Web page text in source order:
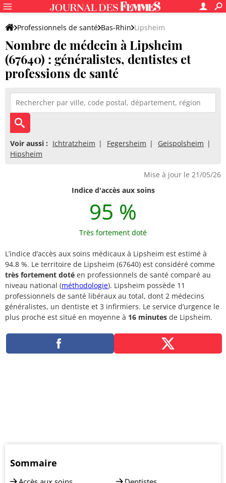
Professionnels de santé Bas-Rhin Lipsheim
Nombre de médecin à Lipsheim
(67640) : généralistes, dentistes et
professions de santé
Voir aussi : Ichtratzheim Fegersheim
Geispolsheim
Hipsheim
Mise à jour le 21/05/26
Indice d'accès aux soins
95 %
Très fortement doté
L’indice d’accès aux soins médicaux à Lipsheim est estimé à
94.8 %. Le territoire de Lipsheim (67640) est considéré comme
très fortement doté en professionnels de santé comparé au
niveau national (méthodologie). Lipsheim possède 11
professionnels de santé libéraux au total, dont 2 médecins
généralistes, un dentiste et 3 infirmiers. Le service d’urgence le
plus proche est situé en moyenne à 16 minutes de Lipsheim.
Sommaire